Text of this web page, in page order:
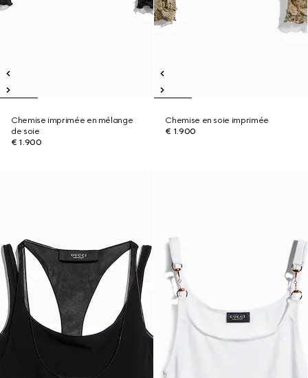
Chemise imprimée en mélange
de soie
€ 1.900
Chemise en soie imprimée
€ 1.900